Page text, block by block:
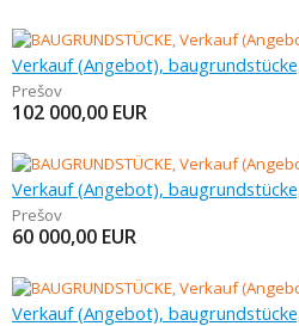
Verkauf (Angebot),
Prešov
102 000,00 EUR
Verkauf (Angebot),
Prešov
60 000,00 EUR
Verkauf (Angebot),